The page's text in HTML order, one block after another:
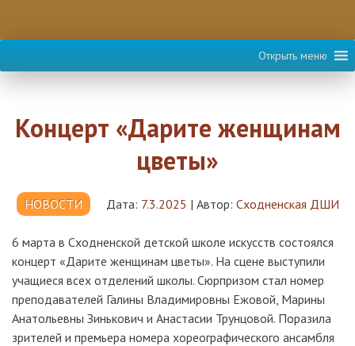
Открыть меню
Концерт «Дарите женщинам
цветы»
НОВОСТИ Дата: 7.3.2025 | Автор: Сходненская ДШИ
6 марта в Сходненской детской школе искусств состоялся
концерт «Дарите женщинам цветы». На сцене выступили
учащиеся всех отделений школы. Сюрпризом стал номер
преподавателей Галины Владимировны Ежовой, Марины
Анатольевны Зинькович и Анастасии Трунцовой. Поразила
зрителей и премьера номера хореографического ансамбля